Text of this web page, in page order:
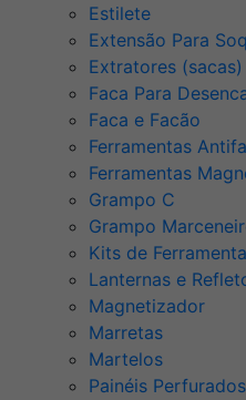
Estilete
Extensão Para
Extratores (sacas)
Faca Para
Faca e Facão
Ferramentas
Ferramentas
Grampo C
Grampo
Kits de
Lanternas e
Magnetizador
Marretas
Martelos
Painéis Perfurados